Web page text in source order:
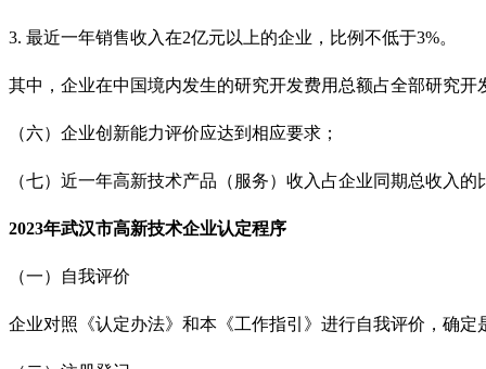
3. 最近一年销售收入在2亿元以上的企业 ，比例不低于3%。
其中，企业在中国境内发生的研究开发费用总额占全部研究开
（六）企业创新能力评价应达到相应要求；
（七）近一年高新技术产品（服务）收入占企业同期总收入的
2023年武汉市高新技术企业认定程序
（一）自我评价
企业对照《认定办法》和本《工作指引》进行自我评价，确定